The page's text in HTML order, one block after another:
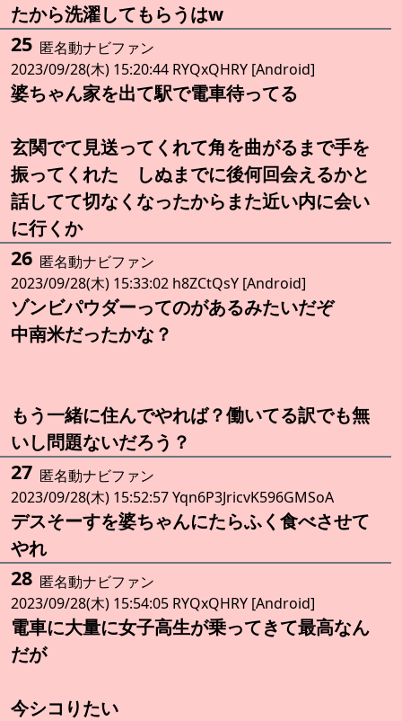
たから洗濯してもらうはw
25 匿名動ナビファン
2023/09/28(木) 15:20:44 RYQxQHRY [Android]
婆ちゃん家を出て駅で電車待ってる
玄関でて見送ってくれて角を曲がるまで手を
振ってくれた しぬまでに後何回会えるかと
話してて切なくなったからまた近い内に会い
に行くか
26 匿名動ナビファン
2023/09/28(木) 15:33:02 h8ZCtQsY [Android]
ゾンビパウダーってのがあるみたいだぞ
中南米だったかな？
もう一緒に住んでやれば？働いてる訳でも無
いし問題ないだろう？
27 匿名動ナビファン
2023/09/28(木) 15:52:57 Yqn6P3JricvK596GMSoA
デスそーすを婆ちゃんにたらふく食べさせて
やれ
28 匿名動ナビファン
2023/09/28(木) 15:54:05 RYQxQHRY [Android]
電車に大量に女子高生が乗ってきて最高なん
だが
今シコりたい